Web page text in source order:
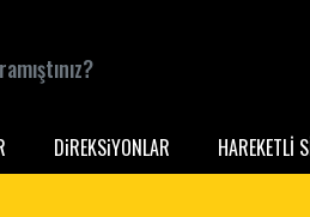
DiREKSiYONLAR HAREKETLİ